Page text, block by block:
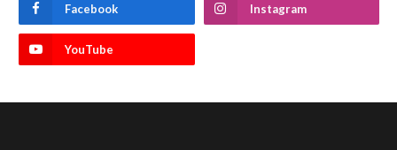
Facebook Instagram
YouTube